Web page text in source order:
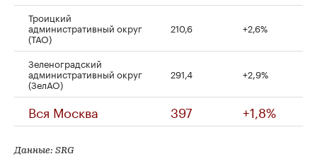
Троицкий
административный округ
(ТАО)
210,6 +2,6%
Зеленоградский
административный округ
(ЗелАО)
291,4 +2,9%
Вся Москва 397 +1,8%
Данные: SRG